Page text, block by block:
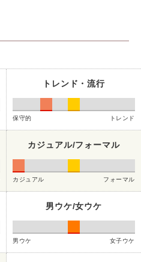
トレンド・流行
保守的 トレンド
カジュアル/フォーマル
カジュアル フォーマル
男ウケ/女ウケ
男ウケ 女子ウケ